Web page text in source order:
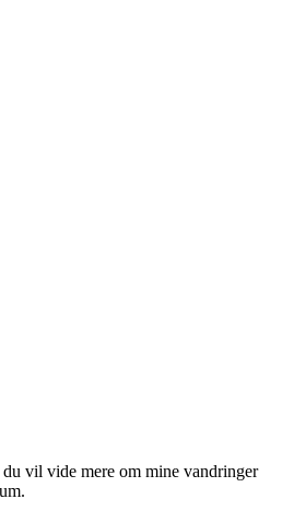
du vil vide mere om mine vandringer